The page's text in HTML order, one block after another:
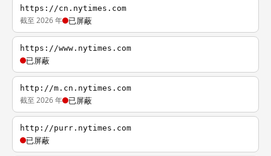
https://cn.nytimes.com
截至 2026 年 已屏蔽
https://www.nytimes.com
已屏蔽
http://m.cn.nytimes.com
截至 2026 年 已屏蔽
http://purr.nytimes.com
已屏蔽